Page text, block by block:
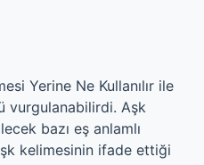
Yerine Ne Kullanılır ile
vurgulanabilirdi. Aşk
bazı eş anlamlı
kelimesinin ifade ettiği